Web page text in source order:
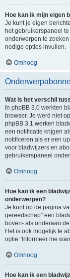
Hoe kan ik mijn eigen
Je kunt je eigen
het gebruikerspaneel
onderwerpen te
nodige opties invullen.
Omhoog
Wat is het verschil
In phpBB 3.0 werkten
browser. Je werd niet
phpBB 3.1 werken
een notificatie krijgen
notificeren als er een
voor bladwijzers en
gebruikerspaneel
Omhoog
Hoe kan ik een
onderwerpen?
Je kunt op de pagina
gereedschap” een
boven- als onderaan
Het is ook mogelijk te
optie “Informeer me
Omhoog
Hoe kan ik een